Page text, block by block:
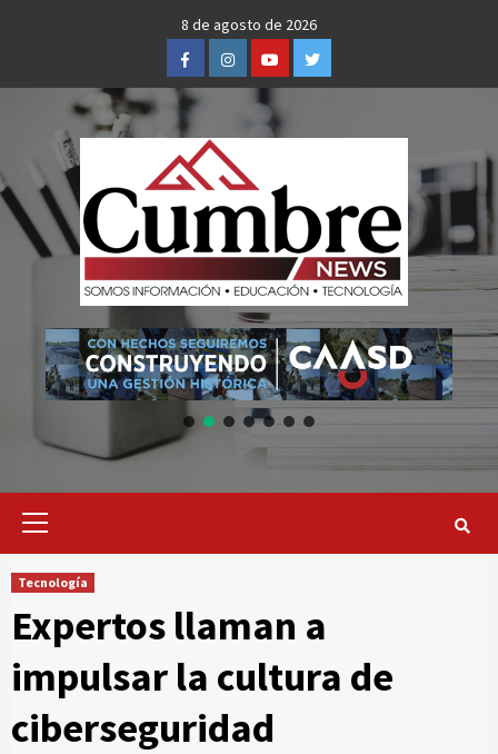
8 de agosto de 2026
FacebookInstagramYoutubeTwitter
Primary
Tecnología
Expertos llaman a
impulsar la cultura de
ciberseguridad